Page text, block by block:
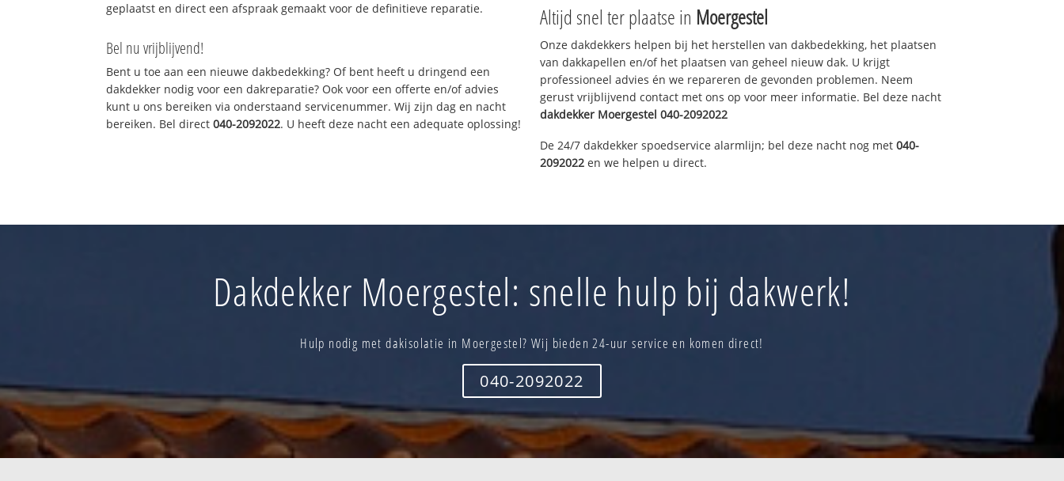
geplaatst en direct een afspraak gemaakt voor de definitieve reparatie.
Bel nu vrijblijvend!
Bent u toe aan een nieuwe dakbedekking? Of bent heeft u dringend een
dakdekker nodig voor een dakreparatie? Ook voor een offerte en/of advies
kunt u ons bereiken via onderstaand servicenummer. Wij zijn dag en nacht
bereiken. Bel direct040-2092022. U heeft deze nacht een adequate oplossing!
Altijd snel ter plaatse in Moergestel
Onze dakdekkers helpen bij het herstellen van dakbedekking, het plaatsen
van dakkapellen en/of het plaatsen van geheel nieuw dak. U krijgt
professioneel advies én we repareren de gevonden problemen. Neem
gerust vrijblijvend contact met ons op voor meer informatie. Bel deze nacht
dakdekker Moergestel 040-2092022
De 24/7 dakdekker spoedservice alarmlijn; bel deze nacht nog met 040-
2092022 en we helpen u direct.
Dakdekker Moergestel: snelle hulp bij dakwerk!
Hulp nodig met dakisolatie in Moergestel? Wij bieden 24-uur service en komen direct!
040-2092022